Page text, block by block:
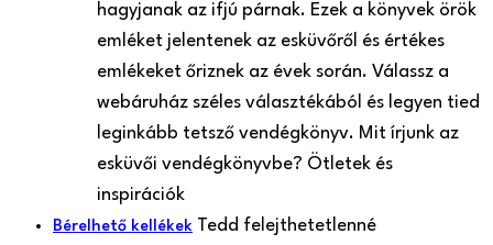
hagyjanak az ifjú párnak. Ezek a könyvek örök
emléket jelentenek az esküvőről és értékes
emlékeket őriznek az évek során. Válassz a
webáruház széles választékából és legyen tied
leginkább tetsző vendégkönyv. Mit írjunk az
esküvői vendégkönyvbe? Ötletek és
inspirációk
Bérelhető kellékek Tedd felejthetetlenné